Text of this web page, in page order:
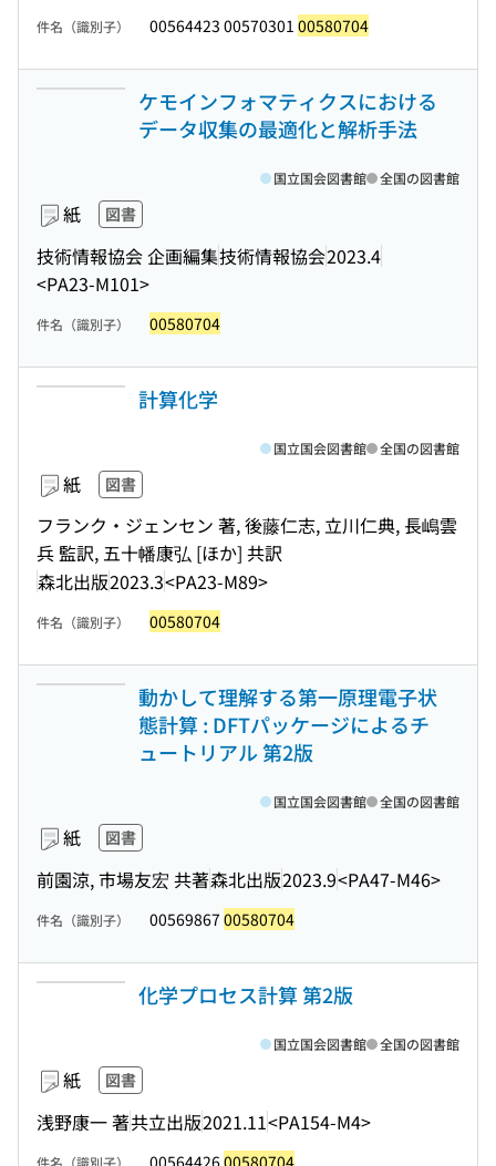
件名（識別子） 00564423 00570301 00580704
ケモインフォマティクスにおける
データ収集の最適化と解析手法
紙 図書
技術情報協会 企画編集技術情報協会2023.4
<PA23-M101>
国立国会図書館 全国の図書館
件名（識別子） 00580704
計算化学
紙 図書
フランク・ジェンセン 著, 後藤仁志, 立川仁典, 長嶋雲
兵 監訳, 五十幡康弘 [ほか] 共訳
森北出版2023.3<PA23-M89>
国立国会図書館 全国の図書館
件名（識別子） 00580704
動かして理解する第一原理電子状
態計算 : DFTパッケージによるチ
ュートリアル 第2版
紙 図書
前園涼, 市場友宏 共著森北出版2023.9<PA47-M46>
国立国会図書館 全国の図書館
件名（識別子） 00569867 00580704
化学プロセス計算 第2版
紙 図書
浅野康一 著共立出版2021.11<PA154-M4>
国立国会図書館 全国の図書館
件名（識別子） 0056442600580704